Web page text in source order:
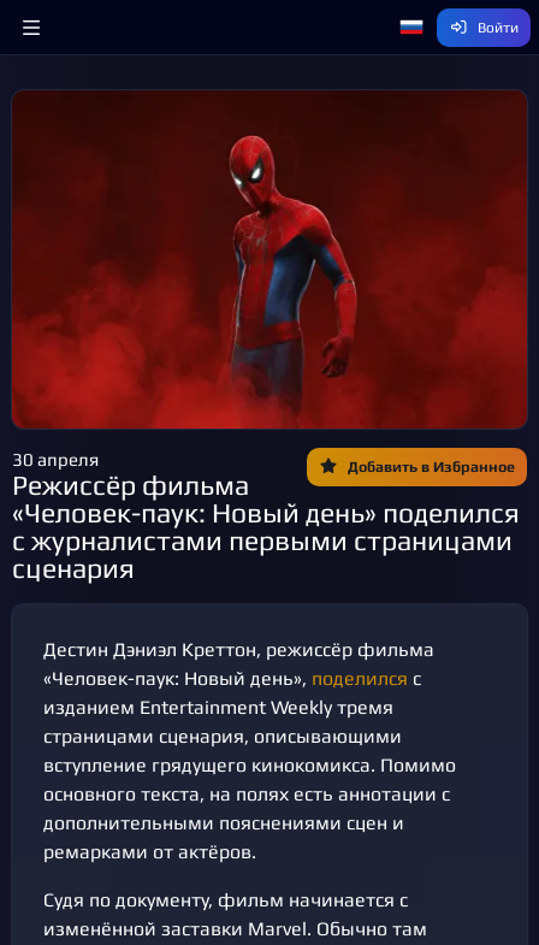
Войти
Добавить в Избранное
30 апреля
Режиссёр фильма
«Человек-паук: Новый день» поделился
с журналистами первыми страницами
сценария
Дестин Дэниэл Креттон, режиссёр фильма
«Человек-паук: Новый день», поделился с
изданием Entertainment Weekly тремя
страницами сценария, описывающими
вступление грядущего кинокомикса. Помимо
основного текста, на полях есть аннотации с
дополнительными пояснениями сцен и
ремарками от актёров.
Судя по документу, фильм начинается с
изменённой заставки Marvel. Обычно там